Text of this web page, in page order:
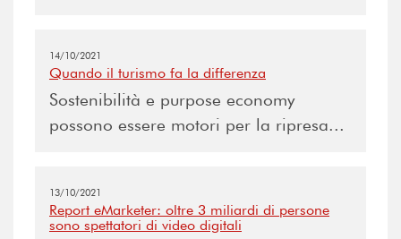
14/10/2021
Quando il turismo fa la differenza
Sostenibilità e purpose economy
possono essere motori per la ripresa...
13/10/2021
Report eMarketer: oltre 3 miliardi di persone
sono spettatori di video digitali